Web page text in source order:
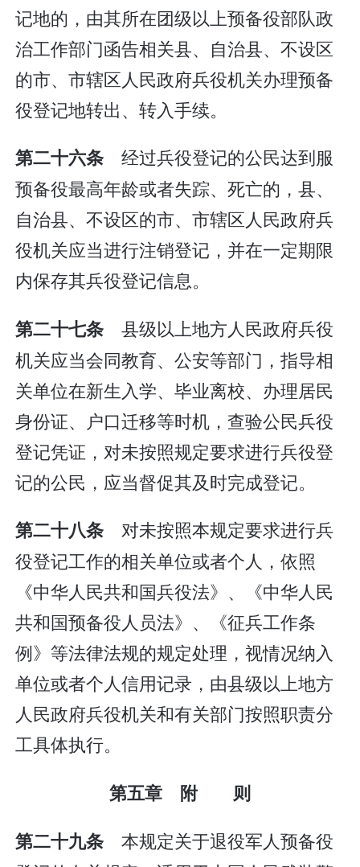
记地的，由其所在团级以上预备役部队政
治工作部门函告相关县、自治县、不设区
的市、市辖区人民政府兵役机关办理预备
役登记地转出、转入手续。
第二十六条经过兵役登记的公民达到服
预备役最高年龄或者失踪、死亡的，县、
自治县、不设区的市、市辖区人民政府兵
役机关应当进行注销登记，并在一定期限
内保存其兵役登记信息。
第二十七条县级以上地方人民政府兵役
机关应当会同教育、公安等部门，指导相
关单位在新生入学、毕业离校、办理居民
身份证、户口迁移等时机，查验公民兵役
登记凭证，对未按照规定要求进行兵役登
记的公民，应当督促其及时完成登记。
第二十八条对未按照本规定要求进行兵
役登记工作的相关单位或者个人，依照
《中华人民共和国兵役法》、《中华人民
共和国预备役人员法》、《征兵工作条
例》等法律法规的规定处理，视情况纳入
单位或者个人信用记录，由县级以上地方
人民政府兵役机关和有关部门按照职责分
工具体执行。
第五章 附 则
第二十九条 本规定关于退役军人预备役